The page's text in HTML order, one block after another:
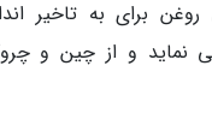
برای به تاخیر
نماید و از چین و